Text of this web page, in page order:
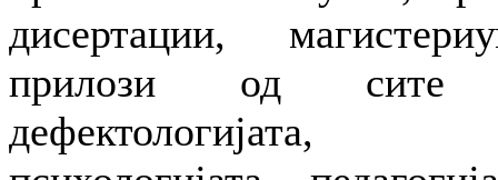
дисертации,
прилози од сите
дефектологијата,